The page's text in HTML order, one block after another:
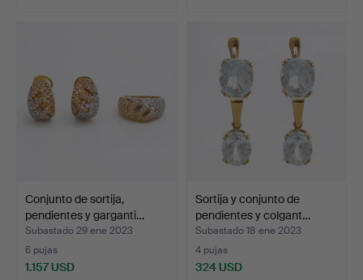
Conjunto de sortija,
pendientes y garganti…
Subastado 29 ene 2023
6 pujas
1.157 USD
Sortija y conjunto de
pendientes y colgant…
Subastado 18 ene 2023
4 pujas
324 USD